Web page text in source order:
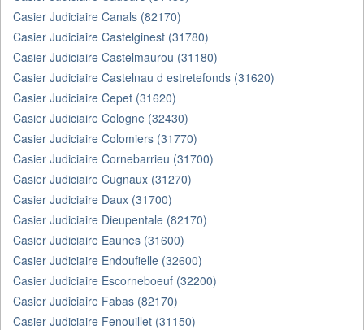
Casier Judiciaire Canals (82170)
Casier Judiciaire Castelginest (31780)
Casier Judiciaire Castelmaurou (31180)
Casier Judiciaire Castelnau d estretefonds (31620)
Casier Judiciaire Cepet (31620)
Casier Judiciaire Cologne (32430)
Casier Judiciaire Colomiers (31770)
Casier Judiciaire Cornebarrieu (31700)
Casier Judiciaire Cugnaux (31270)
Casier Judiciaire Daux (31700)
Casier Judiciaire Dieupentale (82170)
Casier Judiciaire Eaunes (31600)
Casier Judiciaire Endoufielle (32600)
Casier Judiciaire Escorneboeuf (32200)
Casier Judiciaire Fabas (82170)
Casier Judiciaire Fenouillet (31150)